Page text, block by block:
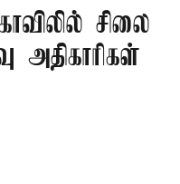
சிலை
அதிகாரிகள்